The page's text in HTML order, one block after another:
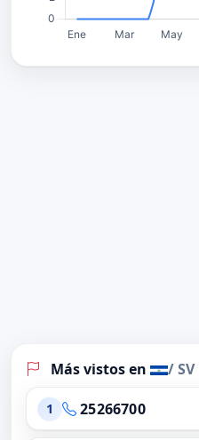
Más vistos en / SV
1 25266700